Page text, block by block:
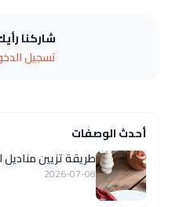
شاركنا
تسجيل
أحدث الوصفات
طريقة تزيين مناديل
2026-07-08